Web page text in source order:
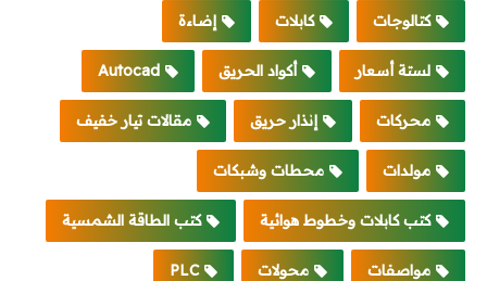
كتالوجات كابلات إضاءة
لستة أسعار أكواد الحريق Autocad
محركات إنذار حريق مقالات تيار خفيف
مولدات محطات وشبكات
كتب كابلات وخطوط هوائية كتب الطاقة الشمسية
مواصفات محولات PLC